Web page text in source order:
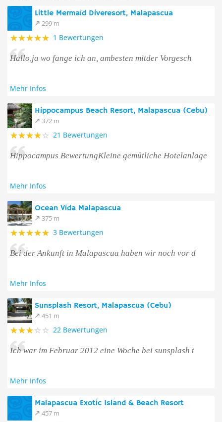
Little Mermaid Diveresort, Malapascua
299 m
1 Bewertungen
Hallo,ja wo fange ich an, ambesten mitder Vorgesch
Mehr Infos
Hippocampus Beach Resort, Malapascua (Cebu)
372 m
21 Bewertungen
Hippocampus BewertungKleine gemütliche Hotelanlage
Mehr Infos
Ocean Vida Malapascua
375 m
3 Bewertungen
Bei der Ankunft in Malapascua haben wir noch vor d
Mehr Infos
Sunsplash Resort, Malapascua (Cebu)
451 m
22 Bewertungen
Ich war im Februar 2012 eine Woche bei sunsplash t
Mehr Infos
Malapascua Exotic Island & Beach Resort
457 m